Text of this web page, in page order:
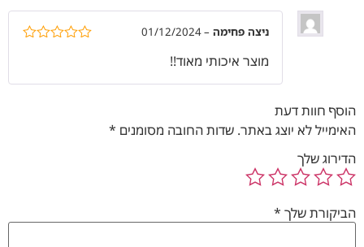
ניצה פחימה –
01/12/2024
מוצר איכותי מאוד!!
הוסף חוות דעת
האימייל לא יוצג באתר. שדות החובה מסומנים *
הדירוג שלך
הביקורת שלך *